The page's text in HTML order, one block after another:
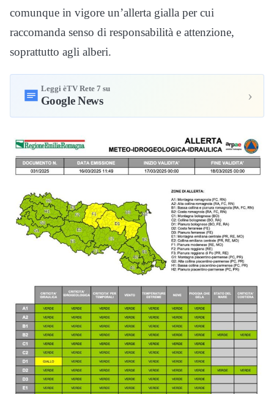
comunque in vigore un’allerta gialla per cui
raccomanda senso di responsabilità e attenzione,
soprattutto agli alberi.
Leggi èTV Rete 7 su
Google News ›